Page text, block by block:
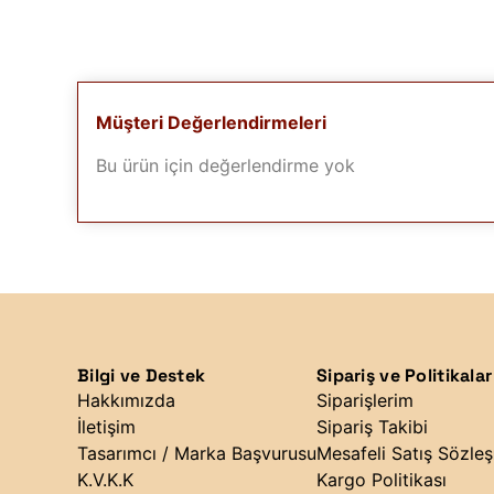
Müşteri Değerlendirmeleri
Bu ürün için değerlendirme yok
Bilgi ve Destek
Hakkımızda
İletişim
Tasarımcı / Marka Başvurusu
K.V.K.K
Sipariş ve Politikalar
Siparişlerim
Sipariş Takibi
Mesafeli Satış
Kargo Politikası